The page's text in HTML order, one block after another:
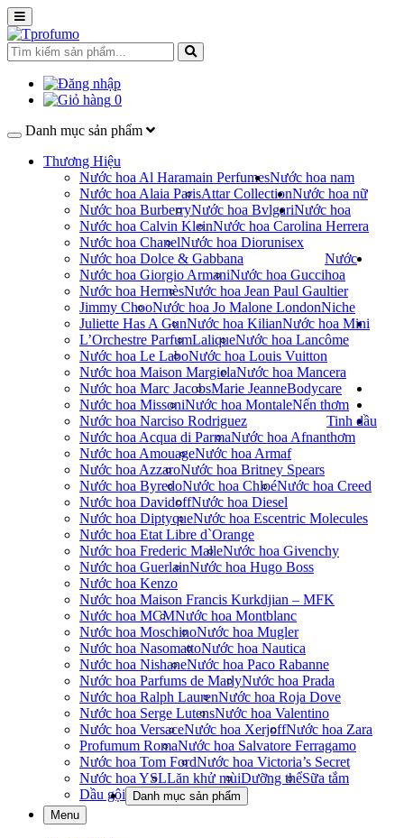
0
Danh mục sản phẩm
Thương Hiệu
Nước hoa Al Haramain Perfumes
Nước hoa Alaia ParisAttar Collection
Nước hoa BurberryNước hoa Bvlgari
Nước hoa Calvin KleinNước hoa Carolina Herrera
Nước hoa ChanelNước hoa Dior
Nước hoa Dolce & Gabbana
Nước hoa Giorgio ArmaniNước hoa Gucci
Nước hoa HermèsNước hoa Jean Paul Gaultier
Jimmy ChooNước hoa Jo Malone London
Juliette Has A GunNước hoa Kilian
L’Orchestre ParfumLaliqueNước hoa Lancôme
Nước hoa Le LaboNước hoa Louis Vuitton
Nước hoa Maison MargielaNước hoa Mancera
Nước hoa Marc JacobsMarie Jeanne
Nước hoa MissoniNước hoa Montale
Nước hoa Narciso Rodriguez
Nước hoa Acqua di ParmaNước hoa Afnan
Nước hoa AmouageNước hoa Armaf
Nước hoa AzzaroNước hoa Britney Spears
Nước hoa ByredoNước hoa ChloéNước hoa Creed
Nước hoa DavidoffNước hoa Diesel
Nước hoa DiptyqueNước hoa Escentric Molecules
Nước hoa Etat Libre d`Orange
Nước hoa Frederic MalleNước hoa Givenchy
Nước hoa GuerlainNước hoa Hugo Boss
Nước hoa Kenzo
Nước hoa Maison Francis Kurkdjian – MFK
Nước hoa MCMNước hoa Montblanc
Nước hoa MoschinoNước hoa Mugler
Nước hoa NasomattoNước hoa Nautica
Nước hoa NishaneNước hoa Paco Rabanne
Nước hoa Parfums de MarlyNước hoa Prada
Nước hoa Ralph LaurenNước hoa Roja Dove
Nước hoa Serge LutensNước hoa Valentino
Nước hoa VersaceNước hoa XerjoffNước hoa Zara
Profumum RomaNước hoa Salvatore Ferragamo
Nước hoa Tom FordNước hoa Victoria’s Secret
Nước hoa YSL
Nước hoa nam
Nước hoa nữ
Nước hoa
unisex
Nước
hoa
Niche
Nước hoa Mini
Bodycare
Lăn khử mùiDưỡng thểSữa tắm
Dầu gội
Nến thơm
Tinh dầu
thơm
Danh mục sản phẩm
Menu